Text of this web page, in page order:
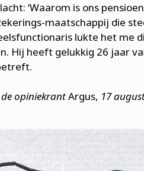
‘Waarom is ons
maatschappij die
lukte het me
Hij heeft gelukkig 26 jaar
opiniekrantArgus, 17